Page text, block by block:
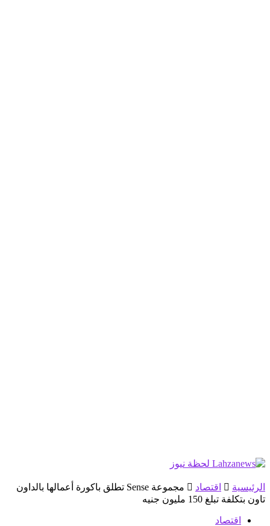
الرئيسية اقتصاد
مجموعة Sense تطلق باكورة أعمالها بالداون
تاون بتكلفة تبلغ 150 مليون جنيه
اقتصاد